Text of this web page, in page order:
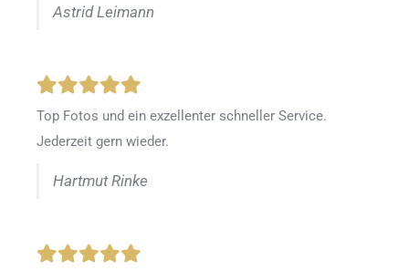
Astrid Leimann
Top Fotos und ein exzellenter schneller Service.
Jederzeit gern wieder.
Hartmut Rinke